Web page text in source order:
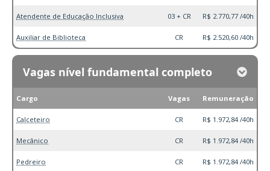
Atendente de Educação Inclusiva 03 + CR R$ 2.770,77 /40h
Auxiliar de Biblioteca CR R$ 2.520,60 /40h
Vagas nível fundamental completo
Cargo Vagas Remuneração
Calceteiro CR R$ 1.972,84 /40h
Mecânico CR R$ 1.972,84 /40h
Pedreiro CR R$ 1.972,84 /40h